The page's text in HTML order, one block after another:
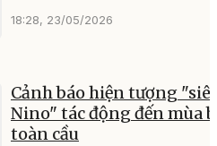
18:28, 23/05/2026
Cảnh báo hiện tượng
Nino" tác động đến mùa
toàn cầu